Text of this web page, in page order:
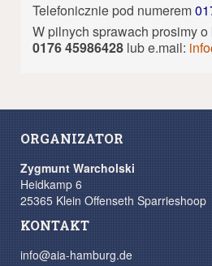
Telefonicznie pod numerem
W pilnych sprawach prosimy o
0176 45986428 lub e.mail:
ORGANIZATOR
Zygmunt Warcholski
Heidkamp 6
25365 Klein Offenseth Sparrieshoop
KONTAKT
info@aia-hamburg.de